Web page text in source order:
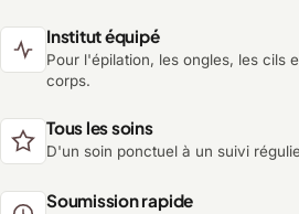
Institut équipé
Pour l'épilation, les ongles, les cils
corps.
Tous les soins
D'un soin ponctuel à un suivi
Soumission rapide